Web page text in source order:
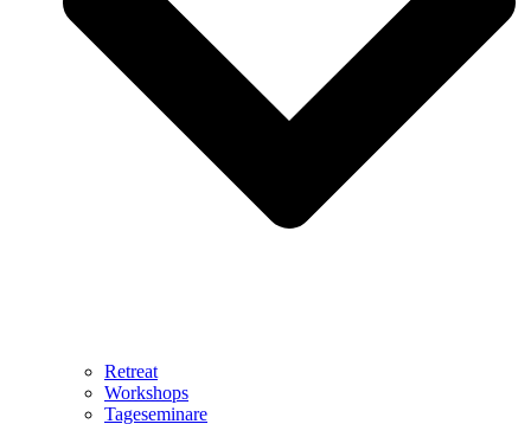
Retreat
Workshops
Tageseminare